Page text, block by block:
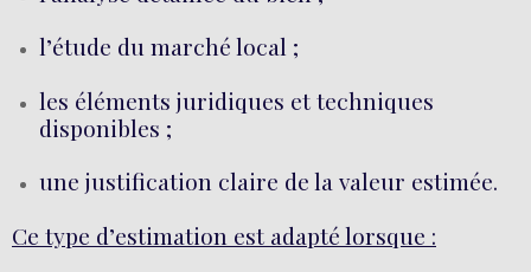
l’étude du marché local ;
les éléments juridiques et techniques
disponibles ;
une justification claire de la valeur estimée.
Ce type d’estimation est adapté lorsque :